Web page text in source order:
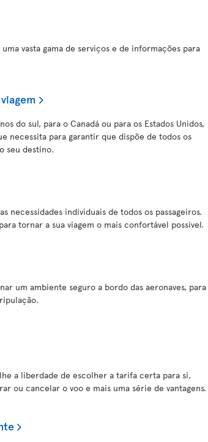
vasta gama de serviços e de informações para
do sul, para o Canadá ou para os Estados Unidos,
necessita para garantir que dispõe de todos os
seu destino.
necessidades individuais de todos os passageiros.
tornar a sua viagem o mais confortável possível.
um ambiente seguro a bordo das aeronaves, para
a liberdade de escolher a tarifa certa para si,
ou cancelar o voo e mais uma série de vantagens.